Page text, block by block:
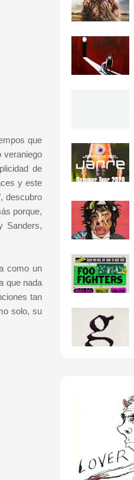
que
veraniego
de
y este
descubro
porque,
Sanders,
como un
que nada
tan
solo, su